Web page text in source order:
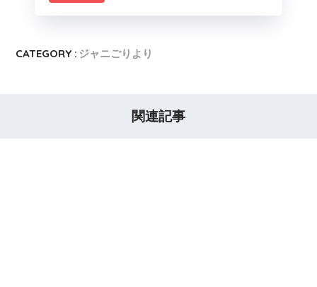
CATEGORY : ジャニごりより
関連記事